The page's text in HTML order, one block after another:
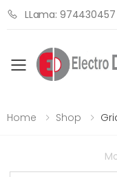
LLama: 974430457
Toggle
Home Shop